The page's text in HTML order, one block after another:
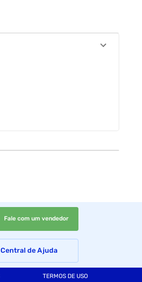
Fale com um vendedor
Central de Ajuda
TERMOS DE USO